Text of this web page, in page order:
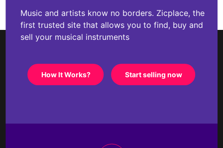
Music and artists know no borders. Zicplace, the
first trusted site that allows you to find, buy and
sell your musical instruments
How It Works? Start selling now